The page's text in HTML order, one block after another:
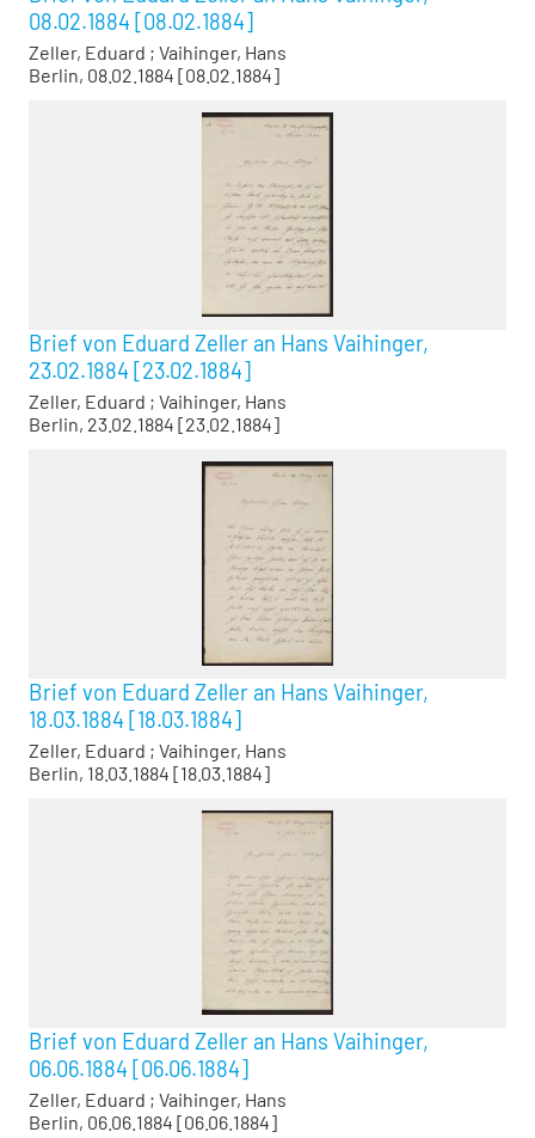
08.02.1884 [08.02.1884]
Zeller, Eduard ; Vaihinger, Hans
Berlin, 08.02.1884 [08.02.1884]
Brief von Eduard Zeller an Hans Vaihinger,
23.02.1884 [23.02.1884]
Zeller, Eduard ; Vaihinger, Hans
Berlin, 23.02.1884 [23.02.1884]
Brief von Eduard Zeller an Hans Vaihinger,
18.03.1884 [18.03.1884]
Zeller, Eduard ; Vaihinger, Hans
Berlin, 18.03.1884 [18.03.1884]
Brief von Eduard Zeller an Hans Vaihinger,
06.06.1884 [06.06.1884]
Zeller, Eduard ; Vaihinger, Hans
Berlin, 06.06.1884 [06.06.1884]